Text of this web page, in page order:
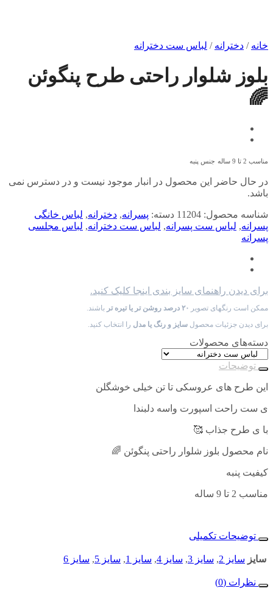
خانه / دخترانه / لباس ست دخترانه
بلوز شلوار راحتی طرح پنگوئن
🌈
مناسب 2 تا 9 ساله جنس پنبه
در حال حاضر این محصول در انبار موجود نیست و در دسترس نمی
باشد.
شناسه محصول: 11204 دسته: پسرانه, دخترانه, لباس خانگی
پسرانه, لباس ست پسرانه, لباس ست دخترانه, لباس مجلسی
پسرانه
برای دیدن راهنمای سایز بندی اینجا کلیک کنید.
ممکن است رنگهای تصویر ۲۰ درصد روشن تر یا تیره تر
باشند.
برای دیدن جزئیات محصول سایز و رنگ یا مدل را انتخاب کنید.
دسته‌های محصولات
توضیحات
این طرح های عروسکی تا تن خیلی خوشگلن
ی ست راحت اسپورت واسه دلبندا
با ی طرح جذاب 🥰
نام محصول بلوز شلوار راحتی پنگوئن 🌈
کیفیت پنبه
مناسب 2 تا 9 ساله
توضیحات تکمیلی
سایز سایز 2 , سایز 3 , سایز 4 , سایز 1 , سایز 5 , سایز 6
نظرات (0)